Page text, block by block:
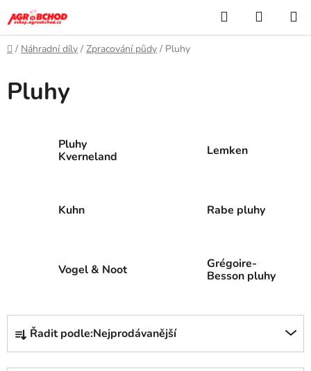
na
obsah
Hledat
KOŠÍK
Domů
/ Náhradní díly / Zpracování půdy / Pluhy
Pluhy
Pluhy
Kverneland
Lemken
Kuhn Rabe pluhy
Vogel & Noot
Grégoire-
Besson pluhy
Ř
z
Řadit podle:Nejprodávanější